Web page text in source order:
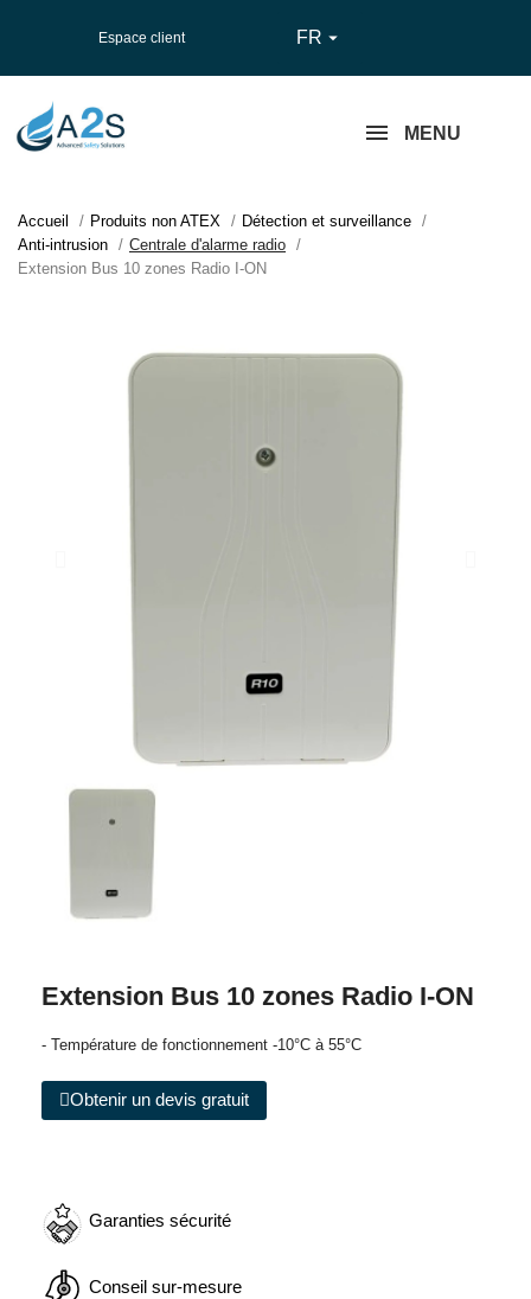
Espace client FR 
MENU
Accueil Produits non ATEX
Détection et surveillance
Anti-intrusion
Centrale d'alarme radio
Extension Bus 10 zones Radio I-ON
Extension Bus 10 zones Radio I-ON
- Température de fonctionnement -10°C à 55°C
Obtenir un devis gratuit
Garanties sécurité
Conseil sur-mesure